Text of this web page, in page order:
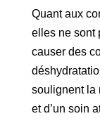
Quant aux
elles ne sont
causer des
soulignent la
et d’un soin